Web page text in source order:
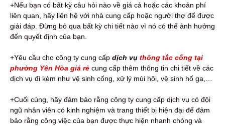
+Nếu bạn có bất kỳ câu hỏi nào về giá cả hoặc các khoản phí
liên quan, hãy liên hệ với nhà cung cấp hoặc người thợ để được
giải đáp. Đừng bỏ qua bất kỳ chi tiết nào vì nó có thể ảnh hưởng
đến quyết định của bạn.
+Yêu cầu cho công ty cung cấp dịch vụ thông tắc cống tại
phường Yên Hòa giá rẻ cung cấp thêm thông tin chi tiết về các
dịch vụ đi kèm như vệ sinh cống, xử lý mùi hôi, vệ sinh hố ga,…
+Cuối cùng, hãy đảm bảo rằng công ty cung cấp dịch vụ có đội
ngũ nhân viên có kinh nghiệm và trang thiết bị hiện đại để đảm
bảo rằng công việc của bạn được thực hiện nhanh chóng và